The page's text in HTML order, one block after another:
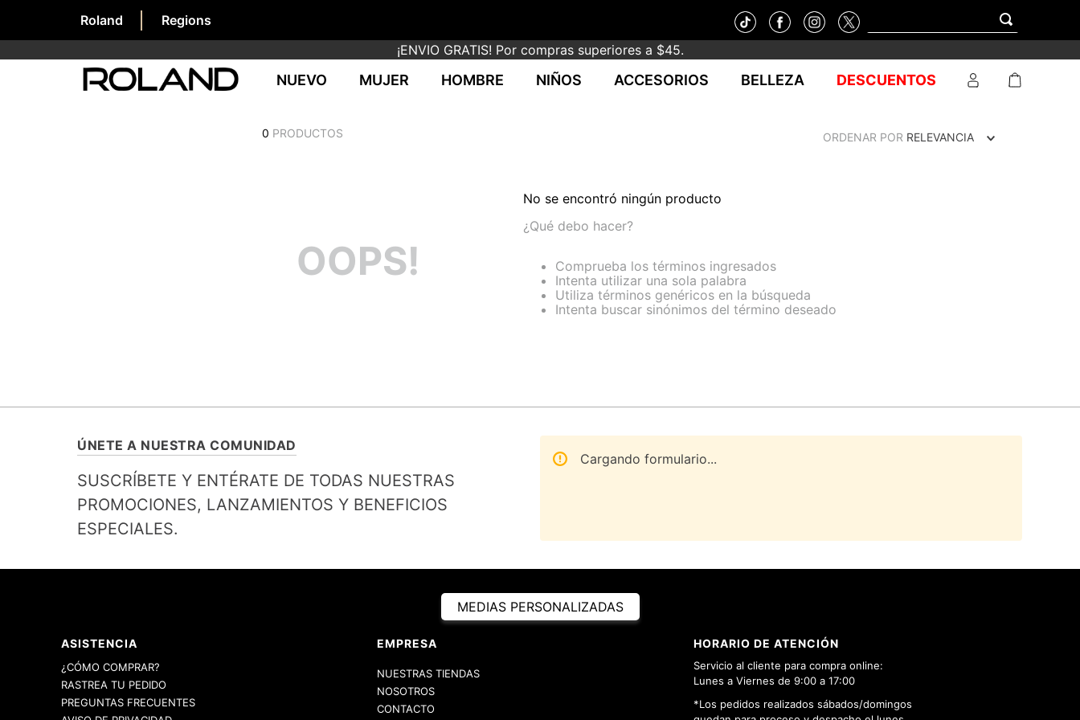
Roland
Regions
¡ENVIO GRATIS! Por compras superiores a $45.
NUEVO MUJER HOMBRE NIÑOS ACCESORIOS BELLEZA DESCUENTOS
0 PRODUCTOS ORDENAR POR RELEVANCIA
OOPS!
No se encontró ningún producto
¿Qué debo hacer?
Comprueba los términos ingresados
Intenta utilizar una sola palabra
Utiliza términos genéricos en la búsqueda
Intenta buscar sinónimos del término deseado
ÚNETE A NUESTRA COMUNIDAD
SUSCRÍBETE Y ENTÉRATE DE TODAS NUESTRAS
PROMOCIONES, LANZAMIENTOS Y BENEFICIOS
ESPECIALES.
Cargando formulario...
MEDIAS PERSONALIZADAS
ASISTENCIA
¿CÓMO COMPRAR?
RASTREA TU PEDIDO
PREGUNTAS FRECUENTES
EMPRESA
NUESTRAS TIENDAS
NOSOTROS
CONTACTO
HORARIO DE ATENCIÓN
Servicio al cliente para compra online:
Lunes a Viernes de 9:00 a 17:00
*Los pedidos realizados sábados/domingos